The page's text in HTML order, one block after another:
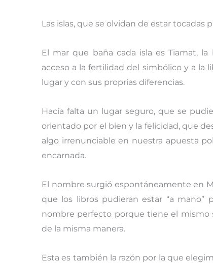
Las islas, que se olvidan de estar tocadas
El mar que baña cada isla es Tiamat,
acceso a la fertilidad del simbólico y a la
lugar y con sus proprias diferencias.
Hacía falta un lugar seguro, que se
orientado por el bien y la felicidad, que
algo irrenunciable en nuestra apuesta
encarnada.
El nombre surgió espontáneamente en
que los libros pudieran estar “a mano”
nombre perfecto porque tiene el mismo
de la misma manera.
Esta es también la razón por la que